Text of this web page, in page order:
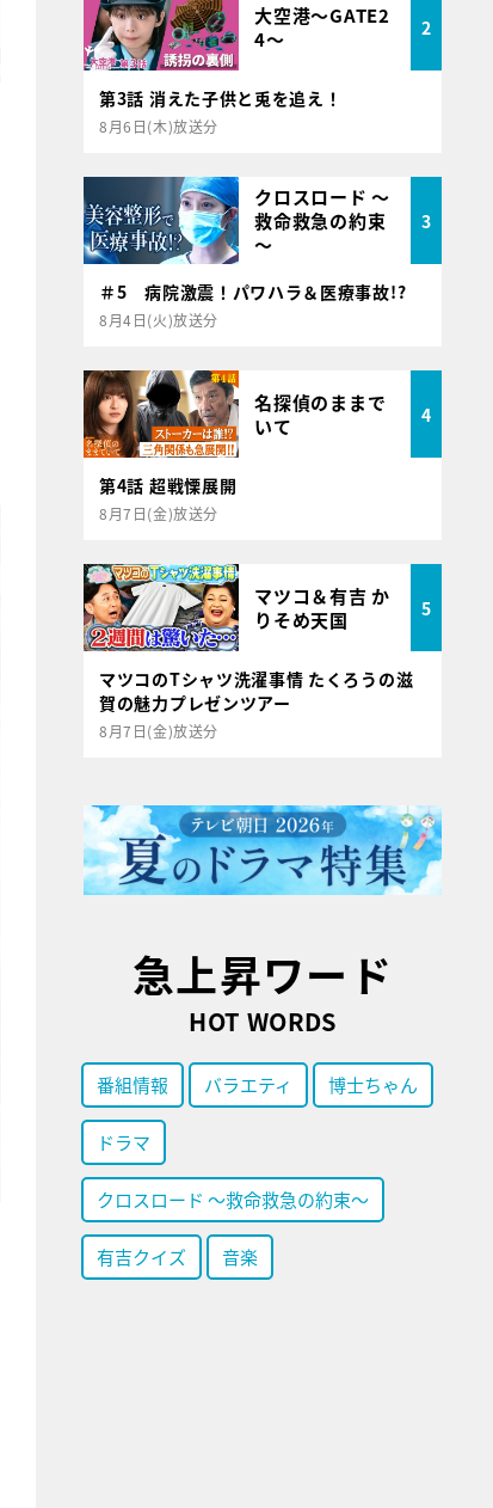
大空港～GATE2
4～
2
第3話 消えた子供と兎を追え！
8月6日(木)放送分
クロスロード ～
救命救急の約束
～
3
＃5 病院激震！パワハラ＆医療事故!?
8月4日(火)放送分
名探偵のままで
いて
4
第4話 超戦慄展開
8月7日(金)放送分
マツコ＆有吉 か
りそめ天国
5
マツコのTシャツ洗濯事情 たくろうの滋
賀の魅力プレゼンツアー
8月7日(金)放送分
急上昇ワード
HOT WORDS
番組情報 バラエティ 博士ちゃん
ドラマ
クロスロード ～救命救急の約束～
有吉クイズ 音楽